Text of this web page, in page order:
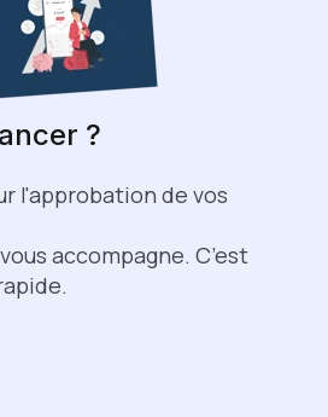
?
l'approbation de vos
accompagne. C’est